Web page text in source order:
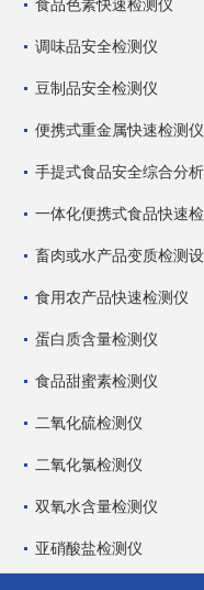
食品色素快速检测仪
调味品安全检测仪
豆制品安全检测仪
便携式重金属快速检测仪
手提式食品安全综合分
一体化便携式食品快速
畜肉或水产品变质检测
食用农产品快速检测仪
蛋白质含量检测仪
食品甜蜜素检测仪
二氧化硫检测仪
二氧化氯检测仪
双氧水含量检测仪
亚硝酸盐检测仪